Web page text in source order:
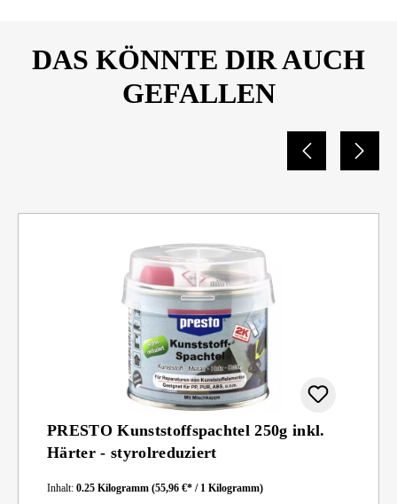
DAS KÖNNTE DIR AUCH
GEFALLEN
PRESTO Kunststoffspachtel 250g inkl.
Härter - styrolreduziert
Inhalt: 0.25 Kilogramm (55,96 €* / 1 Kilogramm)